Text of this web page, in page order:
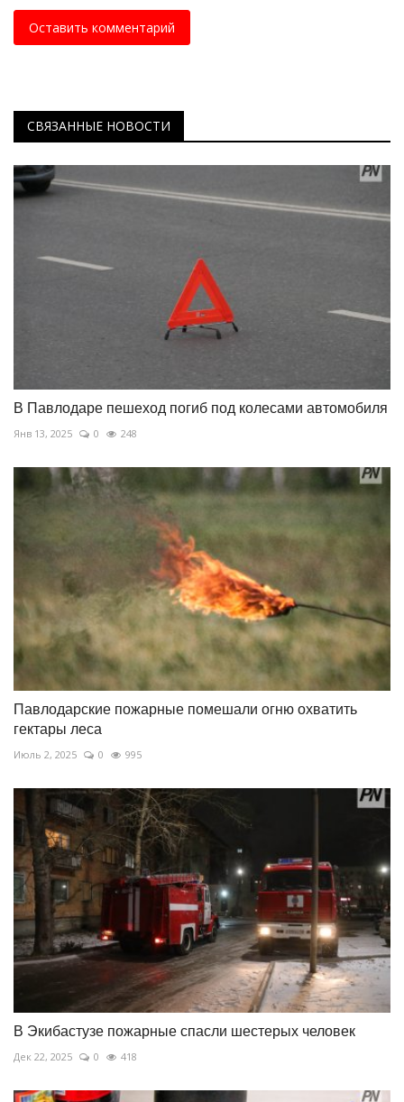
Оставить комментарий
СВЯЗАННЫЕ НОВОСТИ
В Павлодаре пешеход погиб под колесами автомобиля
Янв 13, 2025 0 248
Павлодарские пожарные помешали огню охватить
гектары леса
Июль 2, 2025 0 995
В Экибастузе пожарные спасли шестерых человек
Дек 22, 2025 0 418